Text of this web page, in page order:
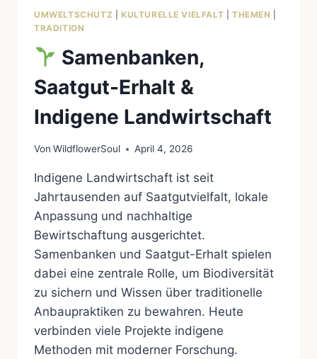
UMWELTSCHUTZ KULTURELLE VIELFALT |THEMEN
TRADITION
Samenbanken,
Saatgut-Erhalt &
Indigene Landwirtschaft
Von WildflowerSoul April 4, 2026
Indigene Landwirtschaft ist seit
Jahrtausenden auf Saatgutvielfalt, lokale
Anpassung und nachhaltige
Bewirtschaftung ausgerichtet.
Samenbanken und Saatgut-Erhalt spielen
dabei eine zentrale Rolle, um Biodiversität
zu sichern und Wissen über traditionelle
Anbaupraktiken zu bewahren. Heute
verbinden viele Projekte indigene
Methoden mit moderner Forschung.